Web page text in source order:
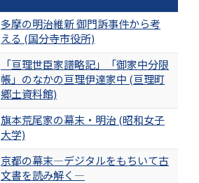
多摩の明治維新 御門訴事件から考
える (国分寺市役所)
「亘理世臣家譜略記」「御家中分限
帳」のなかの亘理伊達家中 (亘理町
郷土資料館)
旗本荒尾家の幕末・明治 (昭和女子
大学)
京都の幕末―デジタルをもちいて古
文書を読み解く―